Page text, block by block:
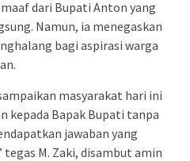
dari Bupati Anton yang
Namun, ia menegaskan
bagi aspirasi warga
masyarakat hari ini
kepada Bapak Bupati tanpa
jawaban yang
M. Zaki, disambut amin